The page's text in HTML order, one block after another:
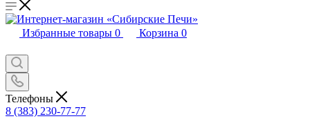
Избранные товары 0 Корзина 0
Телефоны
8 (383) 230-77-77